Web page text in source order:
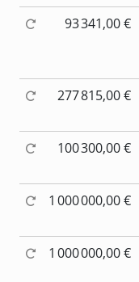
93 341,00 €
277 815,00 €
100 300,00 €
1 000 000,00 €
1 000 000,00 €